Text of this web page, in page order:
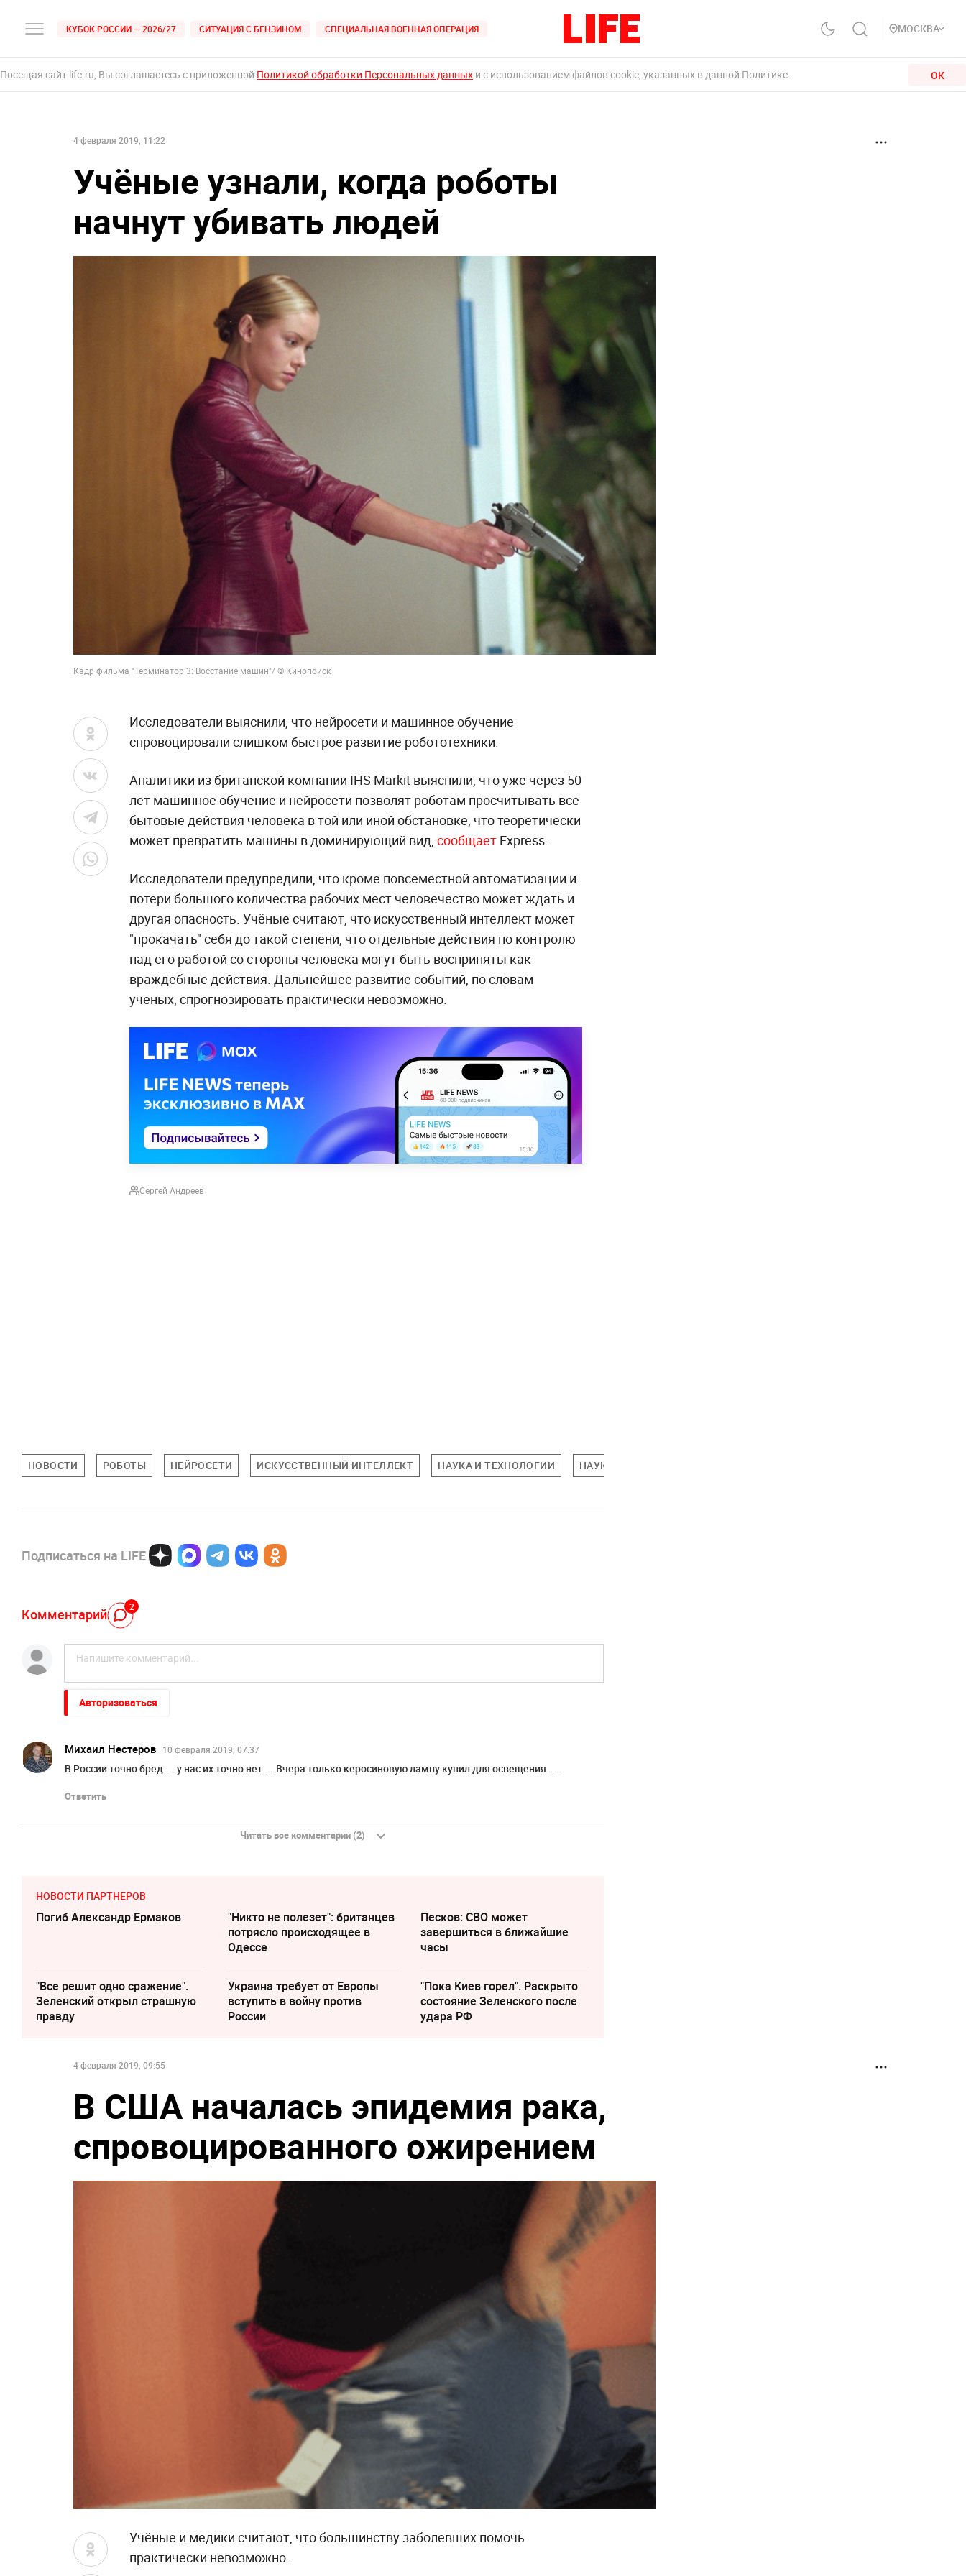
КУБОК РОССИИ — 2026/27 СИТУАЦИЯ С БЕНЗИНОМ СПЕЦИАЛЬНАЯ ВОЕННАЯ ОПЕРАЦИЯ МОСКВА
Посещая сайт life.ru, Вы соглашаетесь с приложенной Политикой обработки Персональных данных и с использованием файлов cookie, указанных в данной Политике. ОК
4 февраля 2019, 11:22
Учёные узнали, когда роботы
начнут убивать людей
Кадр фильма "Терминатор 3: Восстание машин"/ © Кинопоиск
Исследователи выяснили, что нейросети и машинное обучение
спровоцировали слишком быстрое развитие робототехники.
Аналитики из британской компании IHS Markit выяснили, что уже через 50
лет машинное обучение и нейросети позволят роботам просчитывать все
бытовые действия человека в той или иной обстановке, что теоретически
может превратить машины в доминирующий вид, сообщает Express.
Исследователи предупредили, что кроме повсеместной автоматизации и
потери большого количества рабочих мест человечество может ждать и
другая опасность. Учёные считают, что искусственный интеллект может
"прокачать" себя до такой степени, что отдельные действия по контролю
над его работой со стороны человека могут быть восприняты как
враждебные действия. Дальнейшее развитие событий, по словам
учёных, спрогнозировать практически невозможно.
Сергей Андреев
НОВОСТИ РОБОТЫ НЕЙРОСЕТИ ИСКУССТВЕННЫЙ ИНТЕЛЛЕКТ НАУКА И ТЕХНОЛОГИИ НАУКА
Подписаться на LIFE
Комментарий 2
Авторизоваться
Михаил Нестеров 10 февраля 2019, 07:37
В России точно бред.... у нас их точно нет.... Вчера только керосиновую лампу купил для освещения ....
Ответить
Читать все комментарии (2)
НОВОСТИ ПАРТНЕРОВ
Погиб Александр Ермаков
"Никто не полезет": британцев
потрясло происходящее в
Одессе
Песков: СВО может
завершиться в ближайшие
часы
"Все решит одно сражение".
Зеленский открыл страшную
правду
Украина требует от Европы
вступить в войну против
России
"Пока Киев горел". Раскрыто
состояние Зеленского после
удара РФ
4 февраля 2019, 09:55
В США началась эпидемия рака,
спровоцированного ожирением
Учёные и медики считают, что большинству заболевших помочь
практически невозможно.